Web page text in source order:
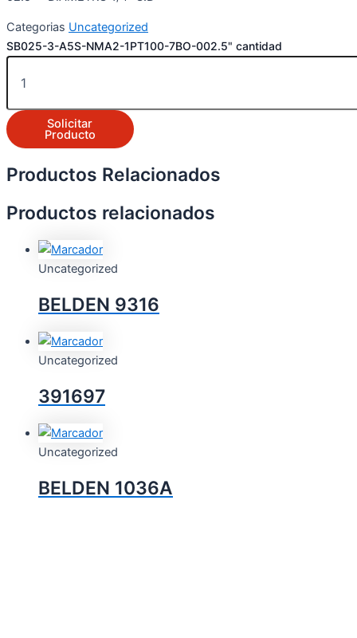
Categorias Uncategorized
SB025-3-A5S-NMA2-1PT100-7BO-002.5" cantidad
Solicitar
Producto
Productos Relacionados
Productos relacionados
Uncategorized
BELDEN 9316
Uncategorized
391697
Uncategorized
BELDEN 1036A